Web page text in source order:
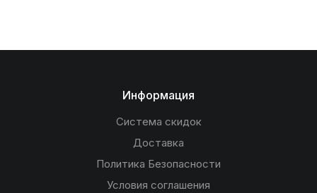
Информация
Система скидок
Доставка
Политика Безопасности
Условия соглашения